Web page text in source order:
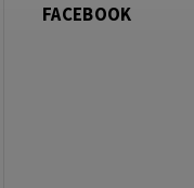
FACEBOOK